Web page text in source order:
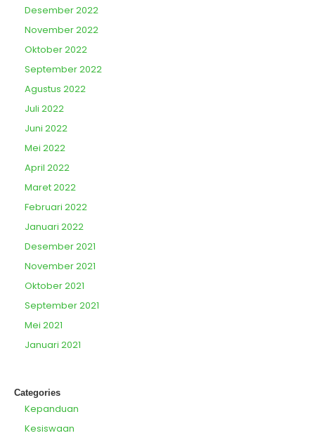
Desember 2022
November 2022
Oktober 2022
September 2022
Agustus 2022
Juli 2022
Juni 2022
Mei 2022
April 2022
Maret 2022
Februari 2022
Januari 2022
Desember 2021
November 2021
Oktober 2021
September 2021
Mei 2021
Januari 2021
Categories
Kepanduan
Kesiswaan